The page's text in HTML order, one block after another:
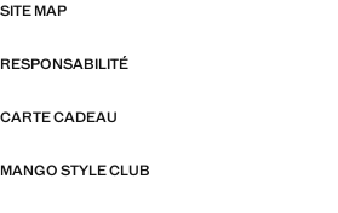
SITE MAP
RESPONSABILITÉ
CARTE CADEAU
MANGO STYLE CLUB